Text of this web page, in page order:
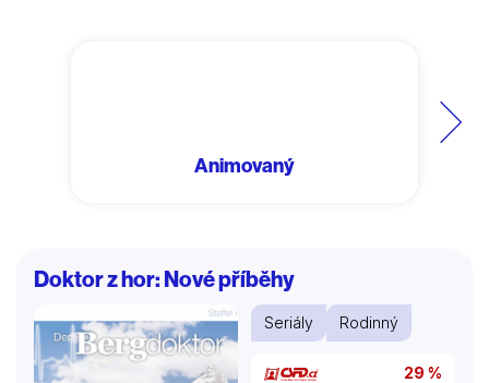
Další
Animovaný
Doktor z hor: Nové příběhy
Seriály Rodinný
29 %